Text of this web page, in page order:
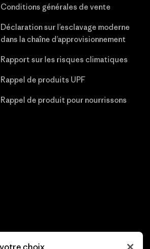
Conditions générales de vente
Déclaration sur l’esclavage moderne
dans la chaîne d’approvisionnement
Rapport sur les risques climatiques
Rappel de produits UPF
Rappel de produit pour nourrissons